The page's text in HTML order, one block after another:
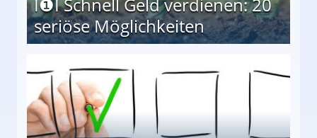
seriöse Möglichkeiten